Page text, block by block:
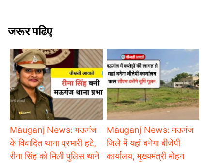
जरूर पढिए
Mauganj News: मऊगंज
के विवादित थाना प्रभारी हटे,
रीना सिंह को मिली पुलिस थाने
Mauganj News: मऊगंज
जिले में यहां बनेगा बीजेपी
कार्यालय, मुख्यमंत्री मोहन